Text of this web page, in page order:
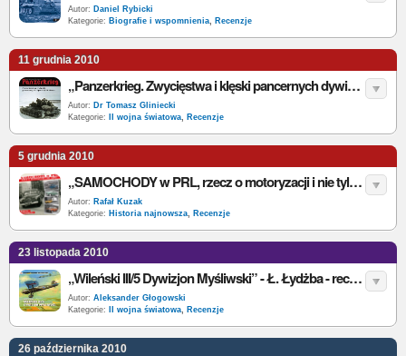
Autor: Daniel Rybicki
Kategorie: Biografie i wspomnienia, Recenzje
11 grudnia 2010
„Panzerkrieg. Zwycięstwa i klęski pancernych dywizji Hitlera” - P. McCarthy, M. Syron - recenzja
Autor: Dr Tomasz Gliniecki
Kategorie:
II wojna światowa, Recenzje
5 grudnia 2010
„SAMOCHODY w PRL, rzecz o motoryzacji i nie tylko…” - T. Szczerbicki - recenzja
Autor: Rafał Kuzak
Kategorie: Historia najnowsza, Recenzje
23 listopada 2010
„Wileński III/5 Dywizjon Myśliwski” - Ł. Łydżba - recenzja
Autor: Aleksander Głogowski
Kategorie:
II wojna światowa, Recenzje
26 października 2010